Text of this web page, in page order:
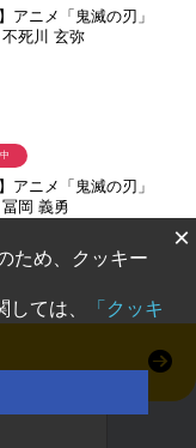
アニメ「鬼滅の刃」
死川 玄弥
アニメ「鬼滅の刃」
岡 義勇
×
ため、クッキー
ては、
「クッキ